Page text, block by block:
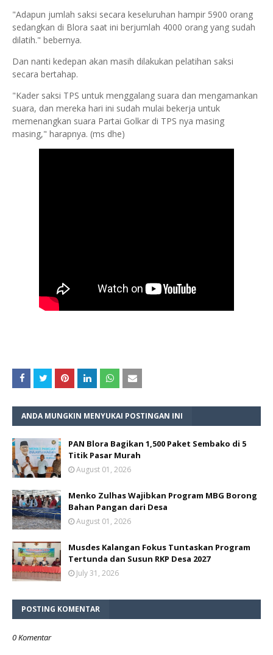
"Adapun jumlah saksi secara keseluruhan hampir 5900 orang
sedangkan di Blora saat ini berjumlah 4000 orang yang sudah
dilatih." bebernya.
Dan nanti kedepan akan masih dilakukan pelatihan saksi
secara bertahap.
"Kader saksi TPS untuk menggalang suara dan mengamankan
suara, dan mereka hari ini sudah mulai bekerja untuk
memenangkan suara Partai Golkar di TPS nya masing
masing," harapnya. (ms dhe)
ANDA MUNGKIN MENYUKAI POSTINGAN INI
PAN Blora Bagikan 1,500 Paket Sembako di 5
Titik Pasar Murah
August 01, 2026
Menko Zulhas Wajibkan Program MBG Borong
Bahan Pangan dari Desa
August 01, 2026
Musdes Kalangan Fokus Tuntaskan Program
Tertunda dan Susun RKP Desa 2027
July 31, 2026
POSTING KOMENTAR
0 Komentar